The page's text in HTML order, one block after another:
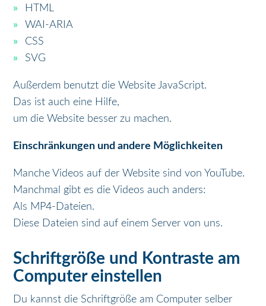
HTML
WAI-ARIA
CSS
SVG
Außerdem benutzt die Website JavaScript.
Das ist auch eine Hilfe,
um die Website besser zu machen.
Einschränkungen und andere Möglichkeiten
Manche Videos auf der Website sind von YouTube.
Manchmal gibt es die Videos auch anders:
Als MP4-Dateien.
Diese Dateien sind auf einem Server von uns.
Schriftgröße und Kontraste am
Computer einstellen
Du kannst die Schriftgröße am Computer selber